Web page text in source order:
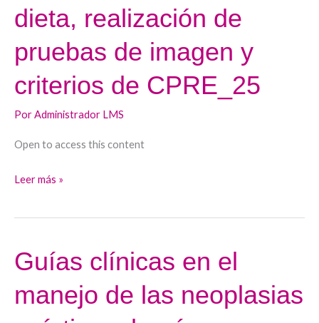
dieta, realización de
pruebas de imagen y
criterios de CPRE_25
PorAdministrador LMS
Open to access this content
del
dolor,
sueroterapia,
papel
de
realización
pruebas
criterios
CPRE_25
Leer más »
Guías clínicas en el
manejo de las neoplasias
Guías
clínicas
en